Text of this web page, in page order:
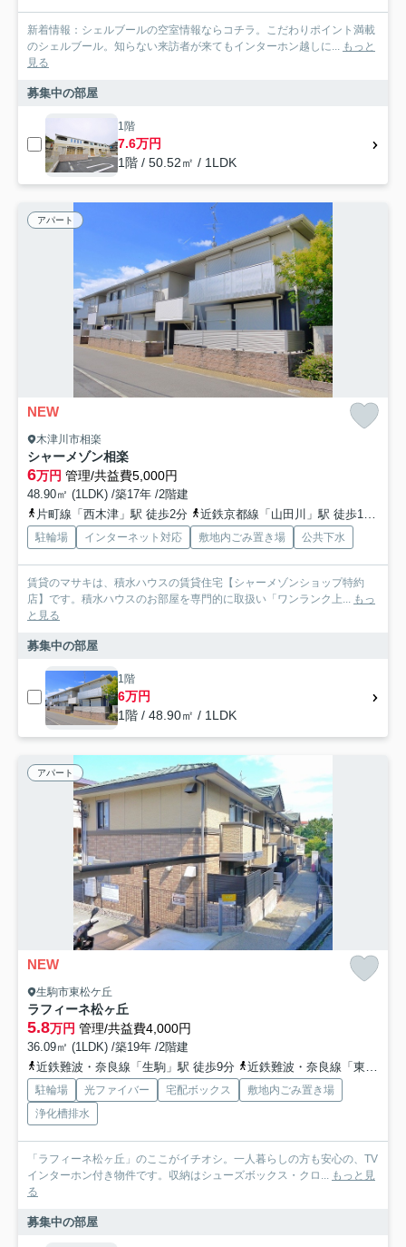
新着情報：シェルブールの空室情報ならコチラ。こだわりポイント満載
のシェルブール。知らない来訪者が来てもインターホン越しに...
もっと
見る
募集中の部屋
1階
7.6万円
1階 / 50.52㎡ / 1LDK
アパート
NEW
木津川市相楽
シャーメゾン相楽
6万円 管理/共益費5,000円
48.90㎡ (1LDK) /築17年 /2階建
片町線「西木津」駅 徒歩2分
近鉄京都線「山田川」駅 徒歩11分
駐輪場 インターネット対応 敷地内ごみ置き場 公共下水
賃貸のマサキは、積水ハウスの賃貸住宅【シャーメゾンショップ特約
店】です。積水ハウスのお部屋を専門的に取扱い「ワンランク上...
もっ
と見る
募集中の部屋
1階
6万円
1階 / 48.90㎡ / 1LDK
アパート
NEW
生駒市東松ケ丘
ラフィーネ松ヶ丘
5.8万円 管理/共益費4,000円
36.09㎡ (1LDK) /築19年 /2階建
近鉄難波・奈良線「生駒」駅 徒歩9分
近鉄難波・奈良線「東生駒」駅 徒歩24分
駐輪場 光ファイバー 宅配ボックス
敷地内ごみ置き場
浄化槽排水
「ラフィーネ松ヶ丘」のここがイチオシ。一人暮らしの方も安心の、TV
インターホン付き物件です。収納はシューズボックス・クロ...
もっと見
る
募集中の部屋